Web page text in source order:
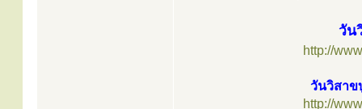
วัน
http://
วันวิสาข
http://